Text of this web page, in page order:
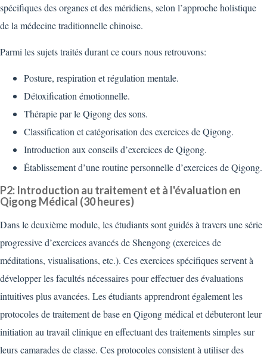
spécifiques des organes et des méridiens, selon l’approche holistique
de la médecine traditionnelle chinoise.
Parmi les sujets traités durant ce cours nous retrouvons:
Posture, respiration et régulation mentale.
Détoxification émotionnelle.
Thérapie par le Qigong des sons.
Classification et catégorisation des exercices de Qigong.
Introduction aux conseils d’exercices de Qigong.
Établissement d’une routine personnelle d’exercices de Qigong.
P2: Introduction au traitement et à l'évaluation en
Qigong Médical (30 heures)
Dans le deuxième module, les étudiants sont guidés à travers une série
progressive d’exercices avancés de Shengong (exercices de
méditations, visualisations, etc.). Ces exercices spécifiques servent à
développer les facultés nécessaires pour effectuer des évaluations
intuitives plus avancées. Les étudiants apprendront également les
protocoles de traitement de base en Qigong médical et débuteront leur
initiation au travail clinique en effectuant des traitements simples sur
leurs camarades de classe. Ces protocoles consistent à utiliser des